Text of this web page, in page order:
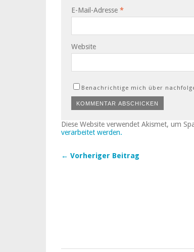
E-Mail-Adresse *
Website
Benachrichtige mich über
Diese Website verwendet Akismet, um
verarbeitet werden.
← Vorheriger Beitrag